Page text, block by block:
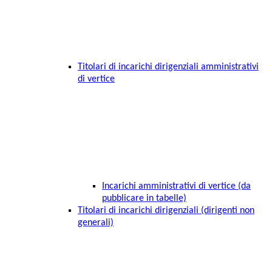
Titolari di incarichi dirigenziali amministrativi
di vertice
Incarichi amministrativi di vertice (da
pubblicare in tabelle)
Titolari di incarichi dirigenziali (dirigenti non
generali)